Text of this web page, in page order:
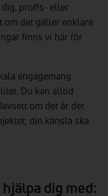
proffs- eller
om det gäller enklare
finns vi här för
engagemang
Du kan alltid
om det är det
din känsla ska
dig med: